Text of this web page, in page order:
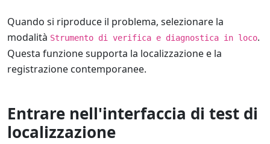
Quando si riproduce il problema, selezionare la
modalità Strumento di verifica e diagnostica in loco.
Questa funzione supporta la localizzazione e la
registrazione contemporanee.
Entrare nell'interfaccia di test di
localizzazione